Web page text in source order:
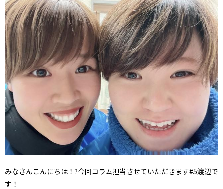
みなさんこんにちは！?今回コラム担当させていただきます#5渡辺で
す！